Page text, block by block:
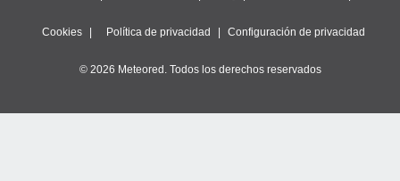
Cookies Política de privacidad Configuración de privacidad
© 2026 Meteored. Todos los derechos reservados